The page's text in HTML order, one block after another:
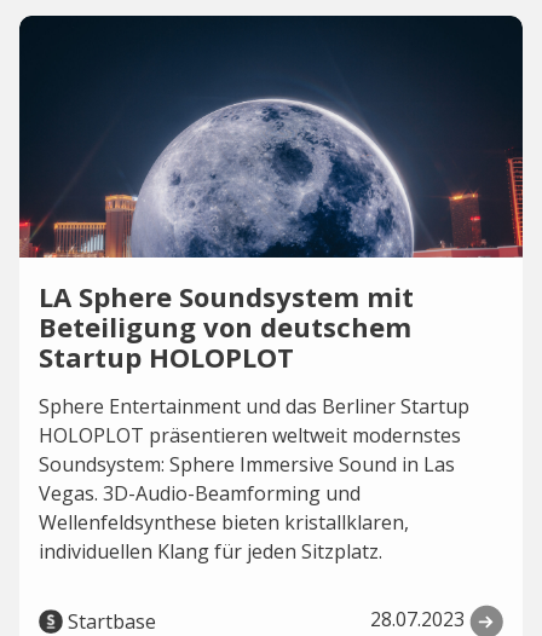
LA Sphere Soundsystem mit
Beteiligung von deutschem
Startup HOLOPLOT
Sphere Entertainment und das Berliner Startup
HOLOPLOT präsentieren weltweit modernstes
Soundsystem: Sphere Immersive Sound in Las
Vegas. 3D-Audio-Beamforming und
Wellenfeldsynthese bieten kristallklaren,
individuellen Klang für jeden Sitzplatz.
Startbase 28.07.2023